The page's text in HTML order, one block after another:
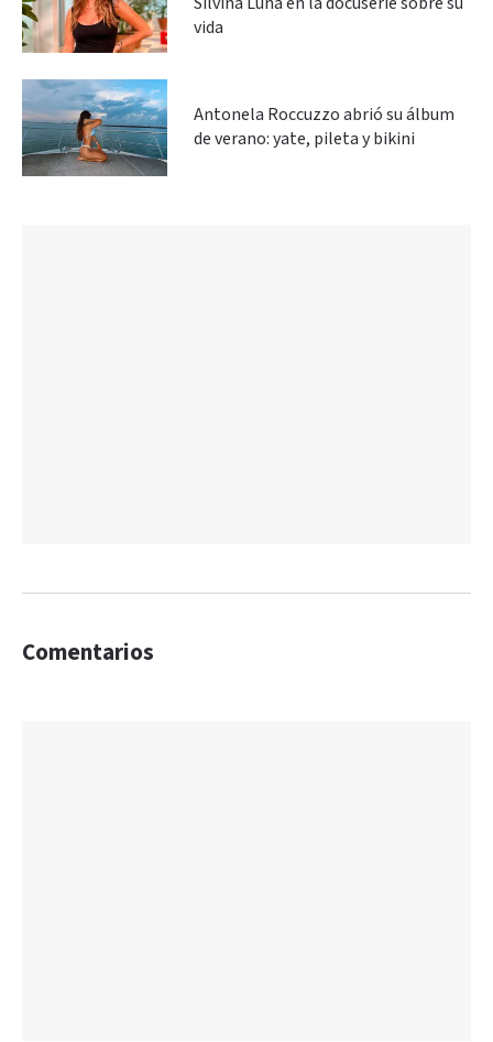
vida
Antonela Roccuzzo abrió su álbum
de verano: yate, pileta y bikini
Comentarios